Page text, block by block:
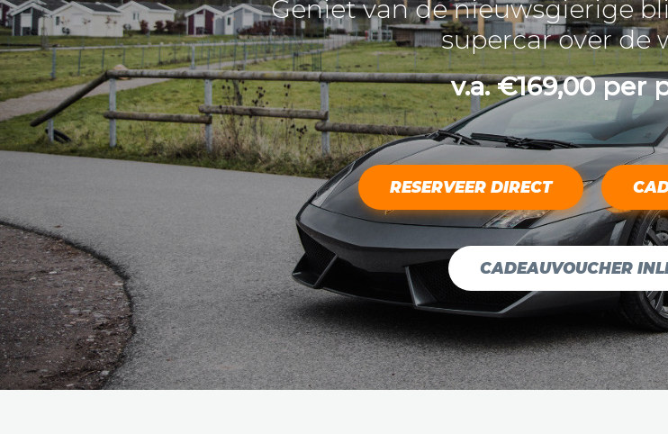
Geniet van de nieuwsgierige
supercar over de
v.a. €169,00 per
RESERVEER DIRECT
CADEAUVOUCHER